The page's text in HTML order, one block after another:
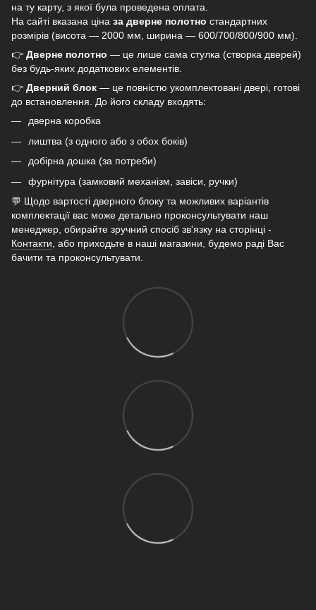
на ту карту, з якої була проведена оплата.
На сайті вказана ціна за дверне полотно стандартних
розмірів (висота — 2000 мм, ширина — 600/700/800/900 мм).
👉 Дверне полотно — це лише сама стулка (створка дверей)
без будь-яких додаткових елементів.
👉 Дверний блок — це повністю укомплектовані двері, готові
до встановлення. До його складу входять:
дверна коробка
лиштва (з одного або з обох боків)
добірна дошка (за потреби)
фурнітура (замковий механізм, завіси, ручки)
💬 Щодо вартості дверного блоку та можливих варіантів
комплектації вас може детально проконсультувати наш
менеджер, обирайте зручний спосіб зв'язку на сторінці -
Контакти , або приходьте в наші магазини, будемо раді Вас
бачити та проконсультувати.